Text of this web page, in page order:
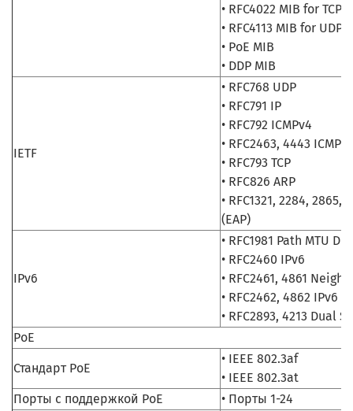
• RFC4022 MIB for TCP
• RFC4113 MIB for UDP
• PoE MIB
• DDP MIB
IETF
• RFC768 UDP
• RFC791 IP
• RFC792 ICMPv4
• RFC2463, 4443
• RFC793 TCP
• RFC826 ARP
• RFC1321, 2284,
(EAP)
IPv6
• RFC1981 Path MTU
• RFC2460 IPv6
• RFC2461, 4861
• RFC2462, 4862 IPv6
• RFC2893, 4213 Dual
PoE
Стандарт PoE
• IEEE 802.3af
• IEEE 802.3at
Порты с поддержкой PoE
• Порты 1-24